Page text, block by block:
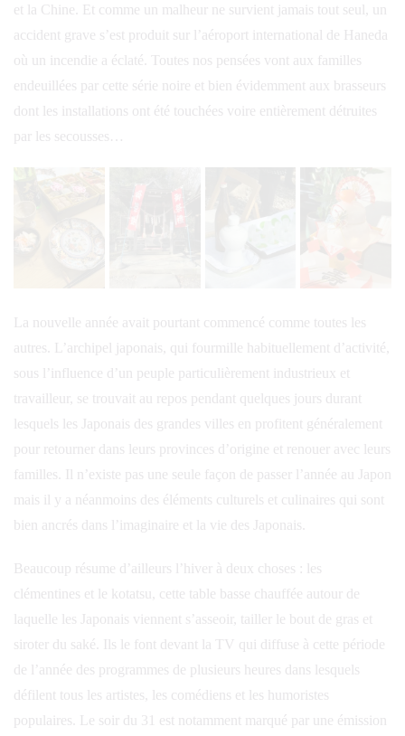
et la Chine. Et comme un malheur ne survient jamais tout seul, un
accident grave s’est produit sur l’aéroport international de Haneda
où un incendie a éclaté. Toutes nos pensées vont aux familles
endeuillées par cette série noire et bien évidemment aux brasseurs
dont les installations ont été touchées voire entièrement détruites
par les secousses…
La nouvelle année avait pourtant commencé comme toutes les
autres. L’archipel japonais, qui fourmille habituellement d’activité,
sous l’influence d’un peuple particulièrement industrieux et
travailleur, se trouvait au repos pendant quelques jours durant
lesquels les Japonais des grandes villes en profitent généralement
pour retourner dans leurs provinces d’origine et renouer avec leurs
familles. Il n’existe pas une seule façon de passer l’année au Japon
mais il y a néanmoins des éléments culturels et culinaires qui sont
bien ancrés dans l’imaginaire et la vie des Japonais.
Beaucoup résume d’ailleurs l’hiver à deux choses : les
clémentines et le kotatsu, cette table basse chauffée autour de
laquelle les Japonais viennent s’asseoir, tailler le bout de gras et
siroter du saké. Ils le font devant la TV qui diffuse à cette période
de l’année des programmes de plusieurs heures dans lesquels
défilent tous les artistes, les comédiens et les humoristes
populaires. Le soir du 31 est notamment marqué par une émission